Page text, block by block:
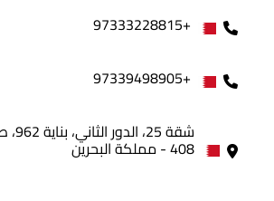
+97333228815
+97339498905
408 - مملكة البحرين